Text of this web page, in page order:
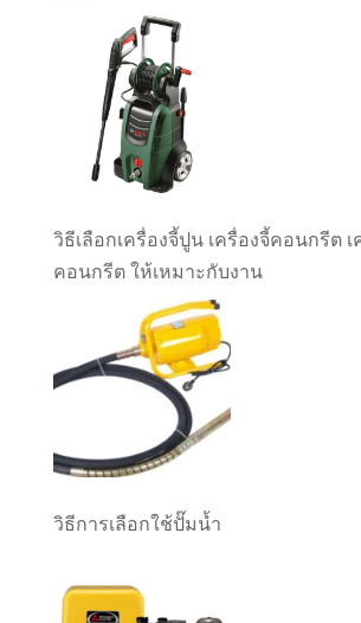
วิธีเลือกเครื่องจี้ปูน เครื่องจี้คอนกรีต
คอนกรีต ให้เหมาะกับงาน
วิธีการเลือกใช้ปั๊มน้ำ